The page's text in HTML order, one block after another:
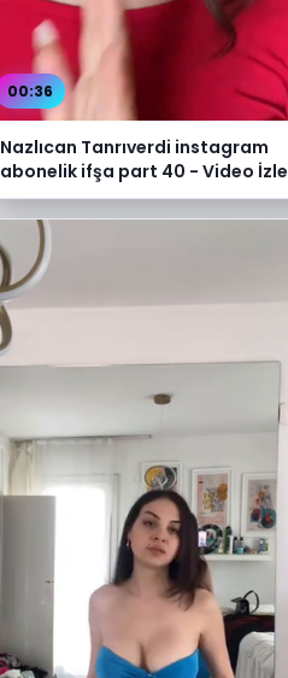
00:36
Nazlıcan Tanrıverdi instagram
abonelik ifşa part 40 - Video İzle